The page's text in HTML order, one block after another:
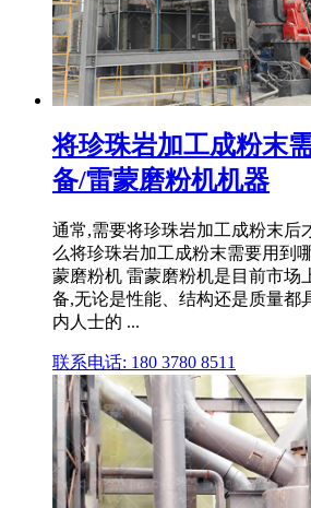
将珍珠岩加工成粉末
备/雷蒙磨粉机机器
通常,需要将珍珠岩加工成粉末后
么将珍珠岩加工成粉末需要用到
蒙磨粉机 雷蒙磨粉机是目前市场
备,无论是性能、结构还是质量都
内人士的 ...
联系电话: 180 3780 8511